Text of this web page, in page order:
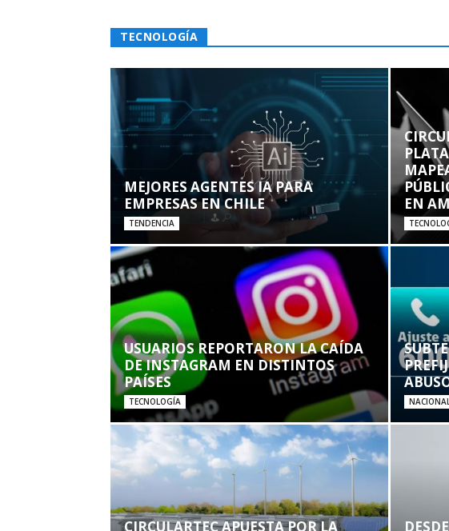
TECNOLOGÍA
MEJORES AGENTES IA PARA
EMPRESAS EN CHILE
TENDENCIA
EN
USUARIOS REPORTARON LA CAÍDA
DE INSTAGRAM EN DISTINTOS
PAÍSES
TECNOLOGÍA
CIRCULARTEC APUESTA POR LA